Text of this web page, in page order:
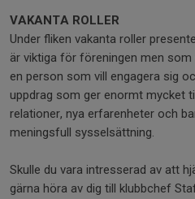
VAKANTA ROLLER
Under fliken vakanta roller
är viktiga för föreningen men
en person som vill engagera sig
uppdrag som ger enormt mycket
relationer, nya erfarenheter och
meningsfull sysselsättning.
Skulle du vara intresserad av att
gärna höra av dig till klubbchef